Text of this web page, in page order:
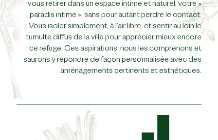
vous retirer dans un espace intime et naturel, votre «
paradis intime », sans pour autant perdre le contact.
Vous isoler simplement, à l’air libre, et sentir au loin le
tumulte diffus de la ville pour apprécier mieux encore
ce refuge. Ces aspirations, nous les comprenons et
saurons y répondre de façon personnalisée avec des
aménagements pertinents et esthétiques.